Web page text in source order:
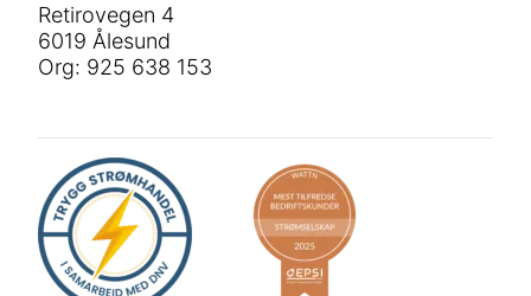
Retirovegen 4
6019 Ålesund
Org: 925 638 153